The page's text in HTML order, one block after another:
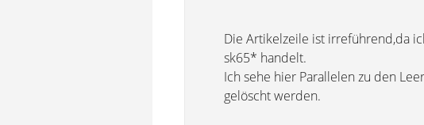
Die Artikelzeile ist irreführend,da
sk65* handelt.
Ich sehe hier Parallelen zu den
gelöscht werden.